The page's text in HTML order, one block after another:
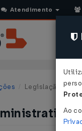
Atendimento
Legislação
Ao